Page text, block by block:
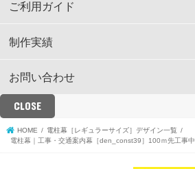
ご利用ガイド
制作実績
お問い合わせ
CLOSE
HOME
電柱幕［レギュラーサイズ］デザイン一覧
電柱幕｜工事・交通案内幕［den_const39］100ｍ先工事中